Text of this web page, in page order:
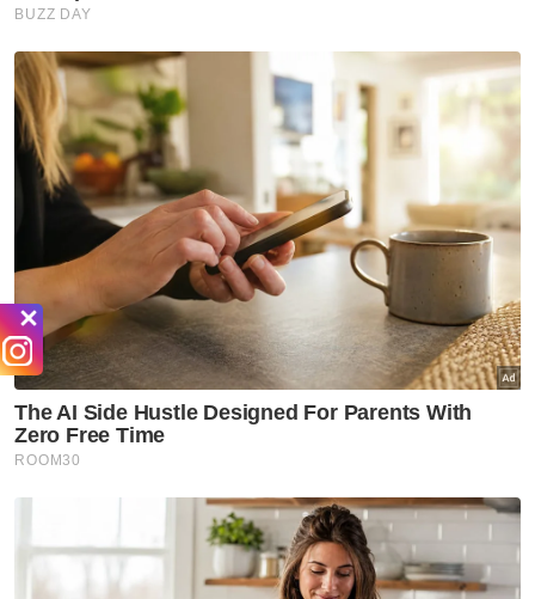
menjadi rujukan bersama kepada pihak
berkuasa pelesenan dan badan pendaftaran
perniagaan, sesuatu yang pada masa ini tidak
diselaraskan secara bersepadu oleh mana-
mana agensi.
Logik pencegahannya adalah mudah. Dalam
kerangka semasa, pengendali premis yang
membenarkan penjualan produk haram
berdepan risiko yang sebahagian besarnya
ditanggung oleh pekerja. Jika penjual ditahan,
penjual menanggung akibatnya manakala
operasi perniagaan pemilik premis terus
berjalan seperti biasa.
Sebaliknya, senarai hitam kebangsaan akan
mengubah keadaan tersebut. Penyertaan
dalam daftar awam akan memberi kesan
terhadap pembaharuan lesen dan